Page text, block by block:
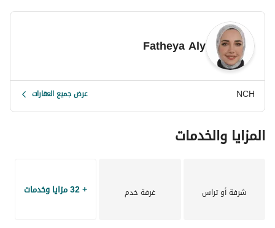
موقع مميز
جاهزة للسكن
السعر:70,000 جنيه شهرياً
Fatheya Aly
NCH عرض جميع العقارات
المزايا والخدمات
شرفة أو تراس غرفة خدم + 32 مزايا وخدمات